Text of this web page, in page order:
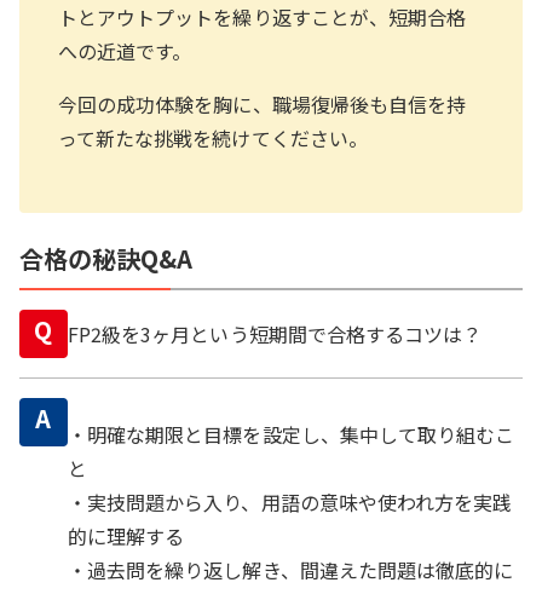
トとアウトプットを繰り返すことが、短期合格
への近道です。
今回の成功体験を胸に、職場復帰後も自信を持
って新たな挑戦を続けてください。
合格の秘訣Q&A
Q FP2級を3ヶ月という短期間で合格するコツは？
A
・明確な期限と目標を設定し、集中して取り組むこ
と
・実技問題から入り、用語の意味や使われ方を実践
的に理解する
・過去問を繰り返し解き、間違えた問題は徹底的に